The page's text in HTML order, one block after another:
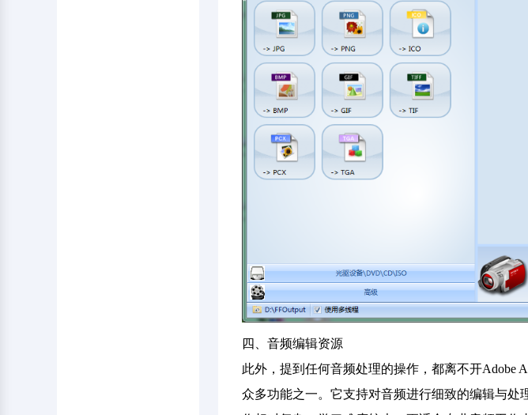
四、音频编辑资源
此外，提到任何音频处理的操作，都离不开Adobe
众多功能之一。它支持对音频进行细致的编辑与